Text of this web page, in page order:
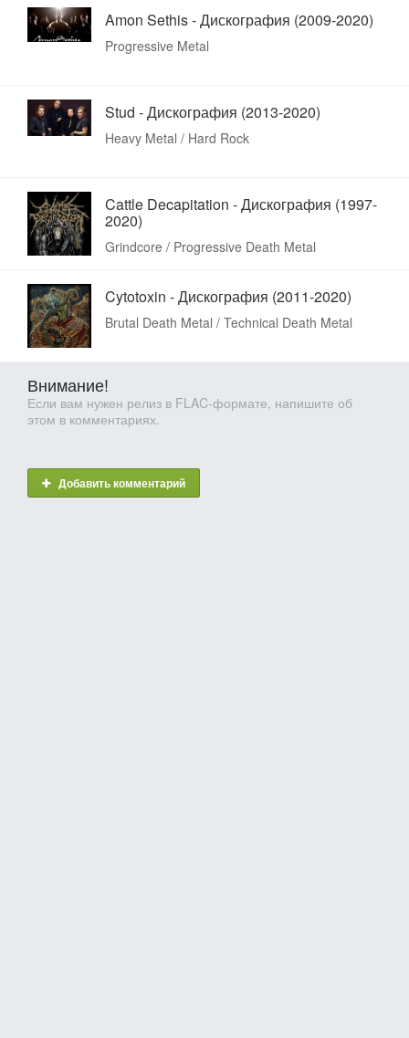
Amon Sethis - Дискография (2009-2020)
Progressive Metal
Stud - Дискография (2013-2020)
Heavy Metal / Hard Rock
Cattle Decapitation - Дискография (1997-
2020)
Grindcore / Progressive Death Metal
Cytotoxin - Дискография (2011-2020)
Brutal Death Metal / Technical Death Metal
Внимание!
Если вам нужен релиз в FLAC-формате, напишите об
этом в комментариях.
Добавить комментарий